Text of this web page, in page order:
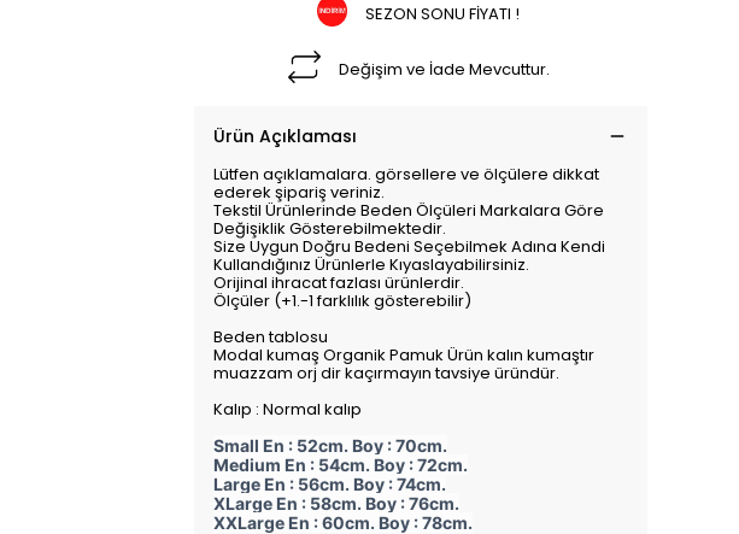
SEZON SONU FİYATI !
Değişim ve İade Mevcuttur.
Ürün Açıklaması
Lütfen açıklamalara. görsellere ve ölçülere dikkat
ederek şipariş veriniz.
Tekstil Ürünlerinde Beden Ölçüleri Markalara Göre
Değişiklik Gösterebilmektedir.
Size Uygun Doğru Bedeni Seçebilmek Adına Kendi
Kullandığınız Ürünlerle Kıyaslayabilirsiniz.
Orijinal ihracat fazlası ürünlerdir.
Ölçüler (+1.-1 farklılık gösterebilir)
Beden tablosu
Modal kumaş Organik Pamuk Ürün kalın kumaştır
muazzam orj dir kaçırmayın tavsiye üründür.
Kalıp : Normal kalıp
Small En : 52cm. Boy : 70cm.
Medium En : 54cm. Boy : 72cm.
Large En : 56cm. Boy : 74cm.
XLarge En : 58cm. Boy : 76cm.
XXLarge En : 60cm. Boy : 78cm.